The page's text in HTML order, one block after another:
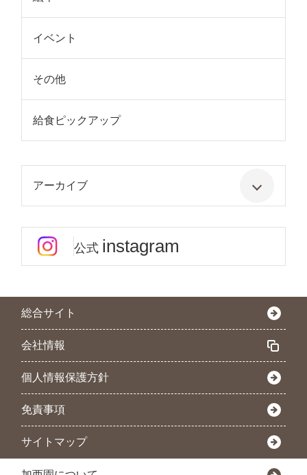
イベント
その他
給食ピックアップ
アーカイブ
公式 instagram
総合サイト
会社情報
個人情報保護方針
免責事項
サイトマップ